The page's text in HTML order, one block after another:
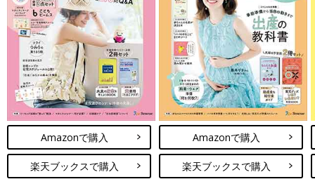
Amazonで購入
楽天ブックスで購入
Amazonで購入
楽天ブックスで購入